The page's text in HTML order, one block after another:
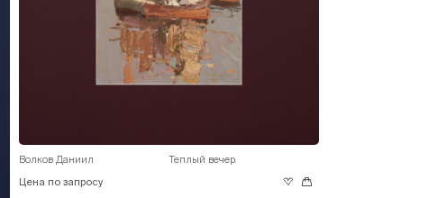
Волков Даниил Теплый вечер
Цена по запросу